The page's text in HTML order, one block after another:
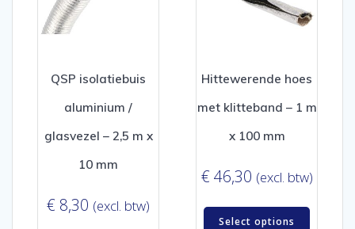
QSP isolatiebuis
aluminium /
glasvezel – 2,5 m x
10 mm
€ 8,30 (excl. btw)
Hittewerende hoes
met klitteband – 1 m
x 100 mm
€ 46,30 (excl. btw)
Select options